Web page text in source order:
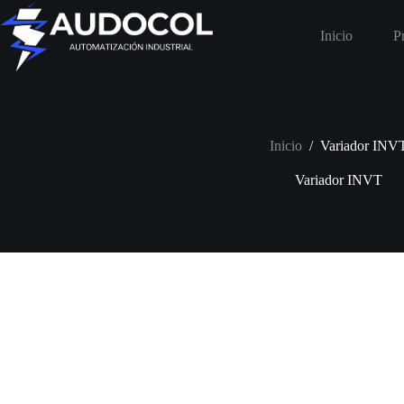
Saltar
al
contenido
Inicio
Inicio / Variador
Variador INVT